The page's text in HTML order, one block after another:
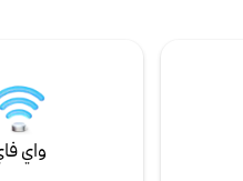
أوشن
واي